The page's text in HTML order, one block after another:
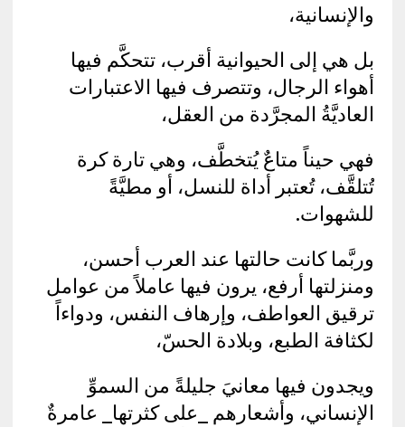
والإنسانية،
بل هي إلى الحيوانية أقرب، تتحكَّم فيها
أهواء الرجال، وتتصرف فيها الاعتبارات
العاديَّةُ المجرَّدة من العقل،
فهي حيناً متاعٌ يُتخطَّف، وهي تارة كرة
تُتلقَّف، تُعتبر أداة للنسل، أو مطيَّةً
للشهوات.
وربَّما كانت حالتها عند العرب أحسن،
ومنزلتها أرفع، يرون فيها عاملاً من عوامل
ترقيق العواطف، وإرهاف النفس، ودواءاً
لكثافة الطبع، وبلادة الحسّ،
ويجدون فيها معانيَ جليلةً من السموِّ
الإنساني، وأشعارهم _على كثرتها_ عامرةٌ